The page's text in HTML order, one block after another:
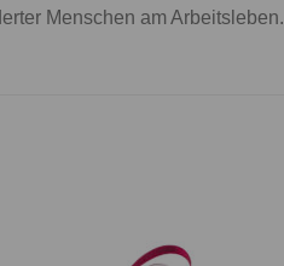
Menschen am Arbeitsleben.
Wunschliste